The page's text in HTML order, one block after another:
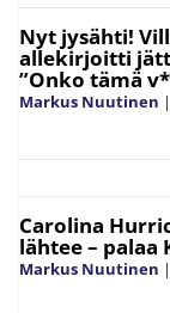
Nyt jysähti!
allekirjoitti
”Onko tämä
Markus Nuutinen |
Carolina
lähtee – palaa
Markus Nuutinen |